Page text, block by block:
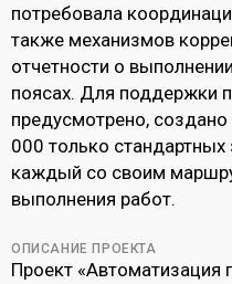
потребовала
также механизмов
отчетности о
поясах. Для поддержки
предусмотрено,
000 только
каждый со своим
выполнения работ.
ОПИСАНИЕ ПРОЕКТА
Проект «Автоматизация